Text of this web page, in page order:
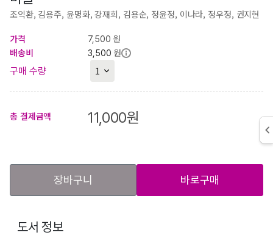
조익환, 김용주, 윤명화, 강재희, 김용순, 정윤정, 이나라, 정우정, 권지현
가격
7,500 원
배송비
3,500 원
구매 수량
총 결제금액 11,000원
장바구니 바로구매
도서 정보